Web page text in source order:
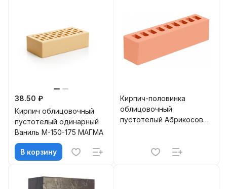
38.50 ₽
Кирпич облицовочный
пустотелый одинарный
Ваниль M-150-175 МАГМА
В корзину
Кирпич-половинка
облицовочный
пустотелый Абрикосовый